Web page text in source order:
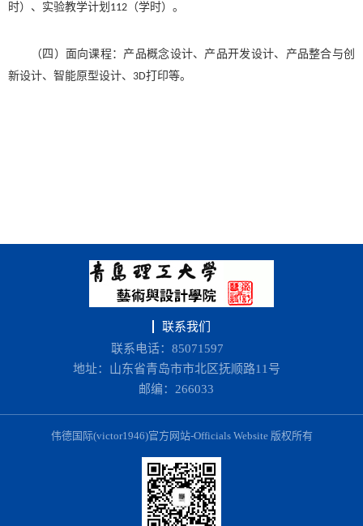
时）、实验教学计划 112 （学时）。
（四） 面向课程： 产品概念设计、 产品开发设计、产品整合与创
新设计、智能原型设计、 3D打印等。
联系我们
联系电话：85071597
地址：山东省青岛市市北区抚顺路11号
邮编：266033
伟德国际(victor1946)官方网站-Officials Website 版权所有